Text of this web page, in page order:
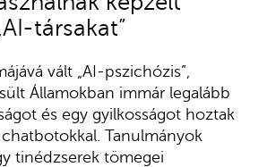
társakat”
vált „AI-pszichózis”,
Államokban immár legalább
és egy gyilkosságot hoztak
Tanulmányok
tinédzserek tömegei